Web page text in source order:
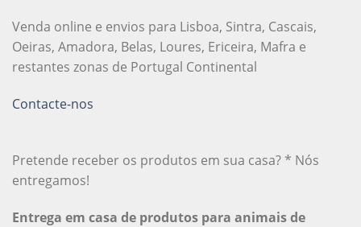
Venda online e envios para Lisboa, Sintra, Cascais,
Oeiras, Amadora, Belas, Loures, Ericeira, Mafra e
restantes zonas de Portugal Continental
Contacte-nos
Pretende receber os produtos em sua casa? * Nós
entregamos!
Entrega em casa de produtos para animais de